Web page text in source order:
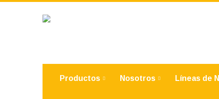
Productos Nosotros Líneas de